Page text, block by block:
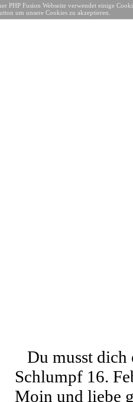
Du musst dich
Schlumpf 16.
Moin und liebe
PHP Fusion Webseite verwendet einige
um unsere Cookies zu akzeptieren.